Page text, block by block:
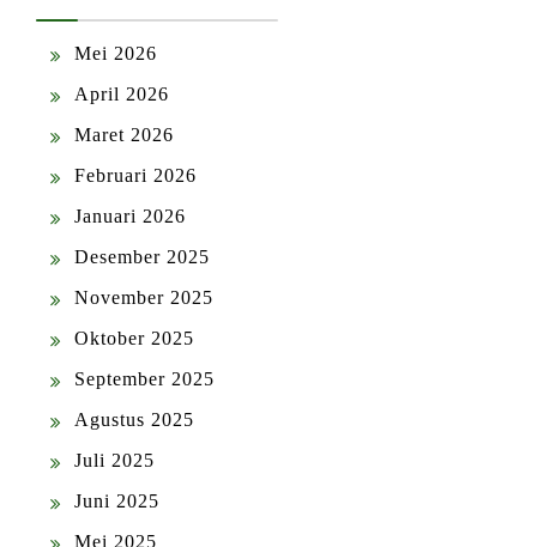
Mei 2026
April 2026
Maret 2026
Februari 2026
Januari 2026
Desember 2025
November 2025
Oktober 2025
September 2025
Agustus 2025
Juli 2025
Juni 2025
Mei 2025